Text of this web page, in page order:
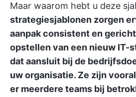
Maar waarom hebt u deze
strategiesjablonen zorgen
aanpak consistent en
opstellen van een nieuw IT-
dat aansluit bij de
uw organisatie. Ze zijn
er meerdere teams bij